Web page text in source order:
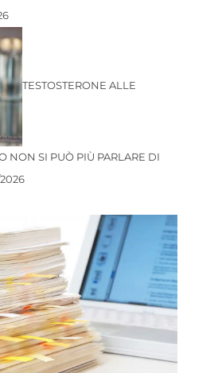
TESTOSTERONE ALLE
NON SI PUÒ PIÙ PARLARE DI